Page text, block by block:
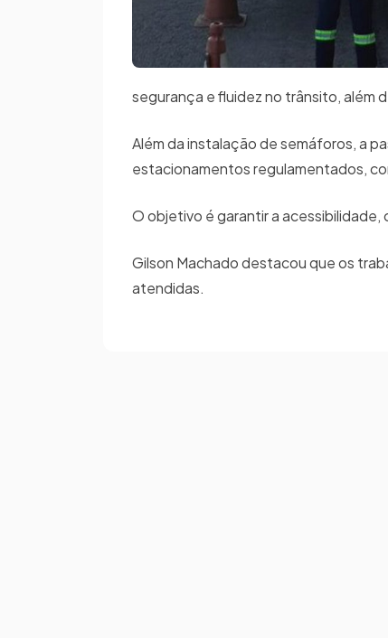
segurança e fluidez no trânsito, além
Além da instalação de semáforos, a
estacionamentos regulamentados,
O objetivo é garantir a
Gilson Machado destacou que os
atendidas. ​